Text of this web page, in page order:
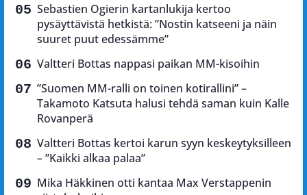
Sebastien Ogierin kartanlukija kertoo
pysäyttävistä hetkistä: ”Nostin katseeni ja näin
suuret puut edessämme”
Valtteri Bottas nappasi paikan MM-kisoihin
”Suomen MM-ralli on toinen kotirallini” –
Takamoto Katsuta halusi tehdä saman kuin Kalle
Rovanperä
Valtteri Bottas kertoi karun syyn keskeytyksilleen
– ”Kaikki alkaa palaa”
Mika Häkkinen otti kantaa Max Verstappenin